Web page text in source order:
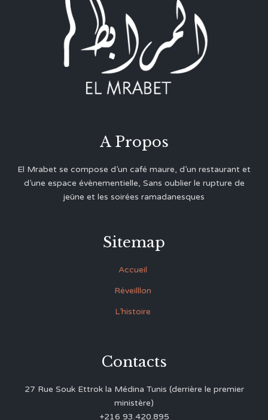
A Propos
El Mrabet se compose d’un café maure, d’un restaurant et
d’une espace évènementielle, Sans oublier le rupture de
jeûne et les soirées ramadanesques
Sitemap
Accueil
Réveilllon
L’histoire
Contacts
27 Rue Souk Ettrok la Médina Tunis (derrière le premier
ministère)
+216 93.420.895